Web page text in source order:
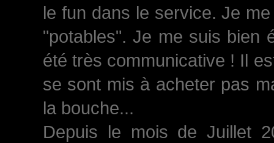
le fun dans le service. Je
"potables". Je me suis bien
été très communicative ! Il
se sont mis à acheter pas
la bouche...
Depuis le mois de Juillet